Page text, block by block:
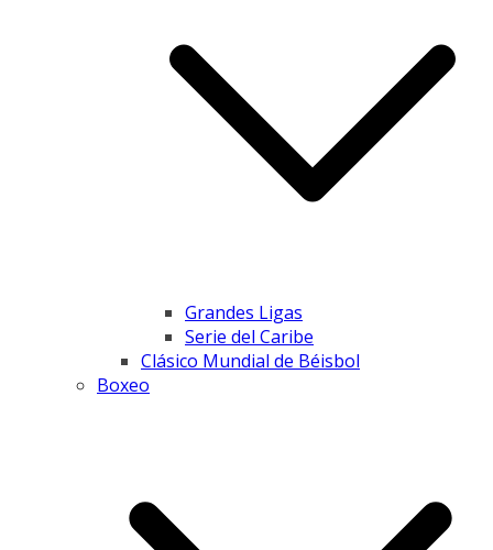
Grandes Ligas
Serie del Caribe
Clásico Mundial de Béisbol
Boxeo